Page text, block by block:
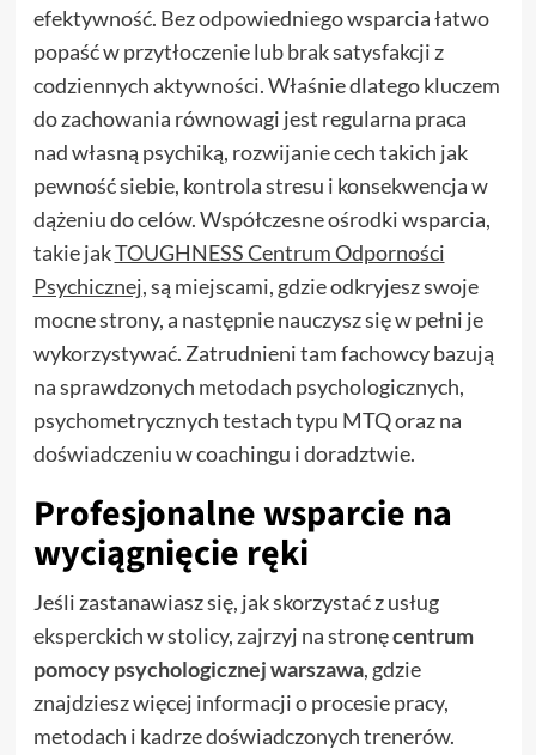
efektywność. Bez odpowiedniego wsparcia łatwo
popaść w przytłoczenie lub brak satysfakcji z
codziennych aktywności. Właśnie dlatego kluczem
do zachowania równowagi jest regularna praca
nad własną psychiką, rozwijanie cech takich jak
pewność siebie, kontrola stresu i konsekwencja w
dążeniu do celów. Współczesne ośrodki wsparcia,
takie jakTOUGHNESS Centrum Odporności
Psychicznej, są miejscami, gdzie odkryjesz swoje
mocne strony, a następnie nauczysz się w pełni je
wykorzystywać. Zatrudnieni tam fachowcy bazują
na sprawdzonych metodach psychologicznych,
psychometrycznych testach typu MTQ oraz na
doświadczeniu w coachingu i doradztwie.
Profesjonalne wsparcie na
wyciągnięcie ręki
Jeśli zastanawiasz się, jak skorzystać z usług
eksperckich w stolicy, zajrzyj na stronęcentrum
pomocy psychologicznej warszawa, gdzie
znajdziesz więcej informacji o procesie pracy,
metodach i kadrze doświadczonych trenerów.